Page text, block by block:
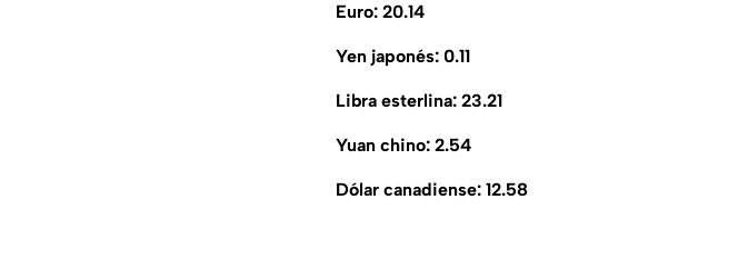
Euro: 20.14
Yen japonés: 0.11
Libra esterlina: 23.21
Yuan chino: 2.54
Dólar canadiense: 12.58